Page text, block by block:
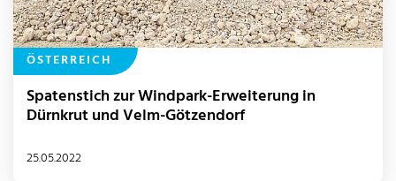
ÖSTERREICH
Spatenstich zur Windpark-Erweiterung in
Dürnkrut und Velm-Götzendorf
25.05.2022